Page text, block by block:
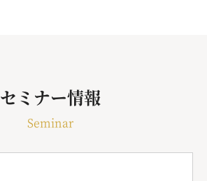
セミナー情報
Seminar